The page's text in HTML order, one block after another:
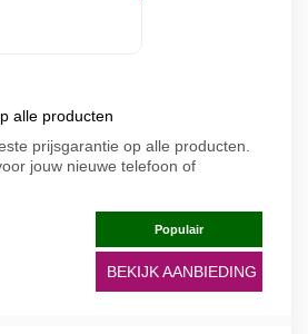
alle producten
prijsgarantie op alle producten.
jouw nieuwe telefoon of
Populair
BEKIJK AANBIEDING